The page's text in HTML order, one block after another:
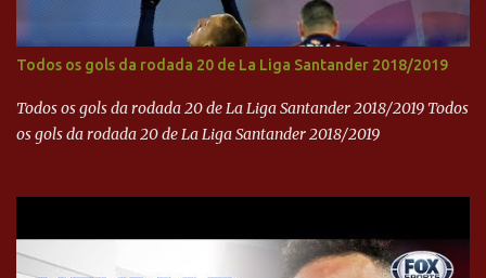
Todos os gols da rodada 20 de La Liga Santander 2018/2019
Todos os gols da rodada 20 de La Liga Santander 2018/2019 Todos
os gols da rodada 20 de La Liga Santander 2018/2019